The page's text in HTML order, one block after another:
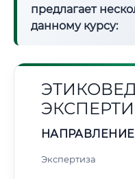
предлагает
данному курсу:
Экспертиза